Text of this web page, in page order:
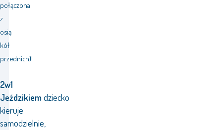
połączona
z
osią
kół
przednich)!
2w1
Jeździkiemdziecko
kieruje
samodzielnie,